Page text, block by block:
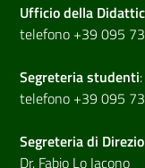
Ufficio della
telefono +39 095
Segreteria studenti:
telefono +39 095
Segreteria di
Dr. Fabio Lo Iacono